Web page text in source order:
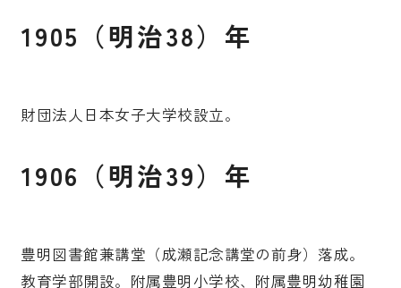
1905（明治38）年
財団法人日本女子大学校設立。
1906（明治39）年
豊明図書館兼講堂（成瀬記念講堂の前身）落成。
教育学部開設。附属豊明小学校、附属豊明幼稚園